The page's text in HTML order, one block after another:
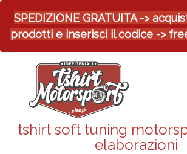
SPEDIZIONE GRATUITA ->
prodotti e inserisci il codice ->
tshirt soft tuning
elaborazioni